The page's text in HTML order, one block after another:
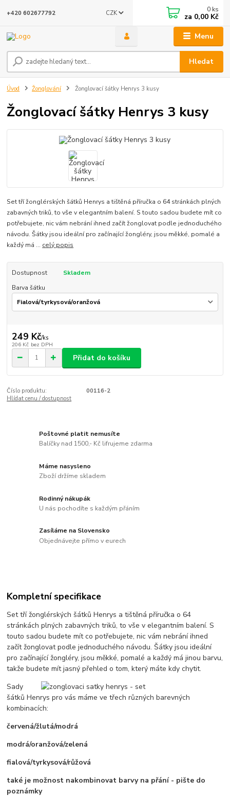
Menu
CZK
Hledat
+420 602677792 0 ks
za 0,00 Kč
Úvod Žonglování Žonglovací šátky Henrys 3 kusy
Žonglovací šátky Henrys 3 kusy
Set tří žonglérských šátků Henrys a tištěná příručka o 64 stránkách plných
zabavných triků, to vše v elegantním balení. S touto sadou budete mít co
potřebujete, nic vám nebrání ihned začít žonglovat podle jednoduchého
návodu. Šátky jsou ideální pro začínající žongléry, jsou měkké, pomalé a
každý má ... celý popis
Dostupnost
Skladem
Barva šátku
249 Kč/ks
206 Kč bez DPH
Přidat do košíku
Číslo produktu:
00116-2
Hlídat cenu / dostupnost
Poštovné platit nemusíte
Balíčky nad 1500,- Kč lifrujeme zdarma
Máme nasysleno
Zboží držíme skladem
Rodinný nákupák
U nás pochodíte s každým přáním
Zasíláme na Slovensko
Objednávejte přímo v eurech
Kompletní specifikace
Set tří žonglérských šátků Henrys a tištěná příručka o 64
stránkách plných zabavných triků, to vše v elegantním balení. S
touto sadou budete mít co potřebujete, nic vám nebrání ihned
začít žonglovat podle jednoduchého návodu. Šátky jsou ideální
pro začínající žongléry, jsou měkké, pomalé a každý má jinou barvu,
takže budete mít jasný přehled o tom, který máte kdy chytit.
Sady
šátků Henrys pro vás máme ve třech různých barevných
kombinacích:
červená/žlutá/modrá
modrá/oranžová/zelená
fialová/tyrkysová/růžová
také je možnost nakombinovat barvy na přání - pište do
poznámky